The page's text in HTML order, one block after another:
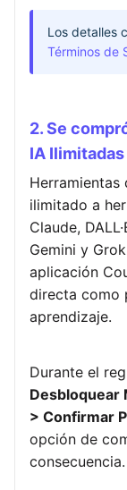
Los detalles
Términos de
2. Se
IA Ilimitadas
Herramientas
ilimitado a
Claude,
Gemini y
aplicación
directa como
aprendizaje.
Durante el
Desbloquear
> Confirmar
opción de
consecuencia.